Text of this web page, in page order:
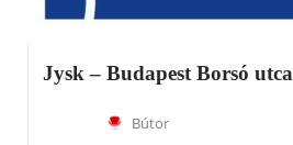
Jysk – Budapest Borsó utca
Bútor